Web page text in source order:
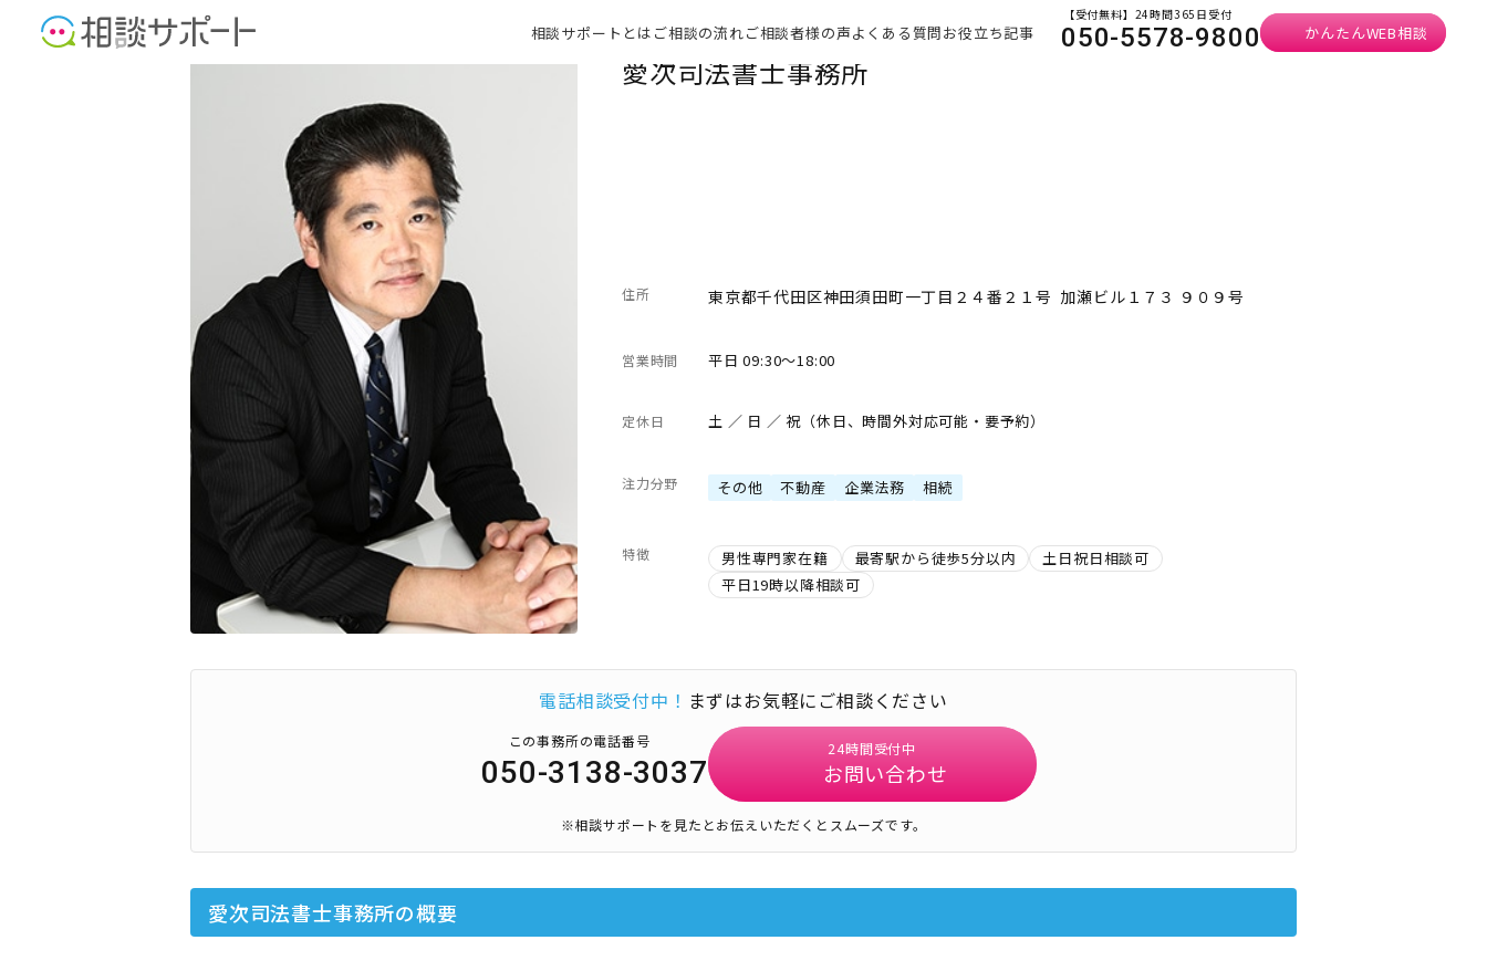
相談サポートとは ご相談の流れご相談者様の声よくある質問お役立ち記事
【受付無料】24時間365日受付
050-5578-9800 かんたんWEB相談
司法書士
愛次司法書士事務所
住所 東京都千代田区神田須田町一丁目２４番２１号 加瀬ビル１７３ ９０９号
営業時間 平日 09:30～18:00
定休日 土 ／ 日 ／ 祝（休日、時間外対応可能・要予約）
注力分野 その他 不動産 企業法務 相続
特徴 男性専門家在籍 最寄駅から徒歩5分以内
土日祝日相談可
平日19時以降相談可
電話相談受付中！ まずはお気軽にご相談ください
この事務所の電話番号
050-3138-3037
24時間受付中
お問い合わせ
※相談サポートを見たとお伝えいただくとスムーズです。
愛次司法書士事務所の概要